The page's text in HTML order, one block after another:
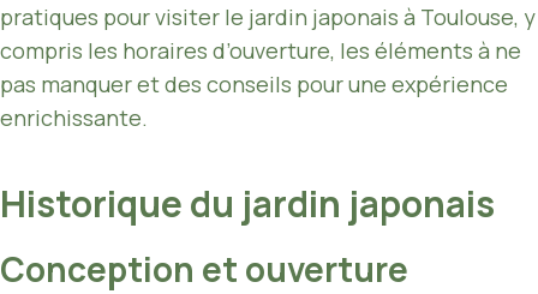
pratiques pour visiter le jardin japonais à Toulouse, y
compris les horaires d’ouverture, les éléments à ne
pas manquer et des conseils pour une expérience
enrichissante.
Historique du jardin japonais
Conception et ouverture